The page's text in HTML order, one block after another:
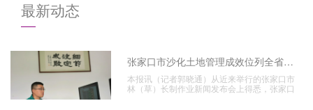
最新动态
张家口市沙化土地管理成效位列全省榜首
本报讯（记者郭晓通）从近来举行的张家口市
林（草）长制作业新闻发布会上得悉，张家口